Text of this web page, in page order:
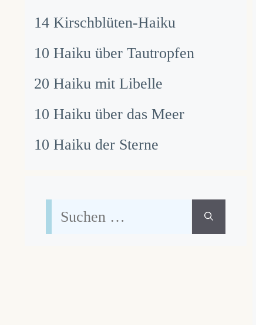
14 Kirschblüten-Haiku
10 Haiku über Tautropfen
20 Haiku mit Libelle
10 Haiku über das Meer
10 Haiku der Sterne
Suchen
nach: